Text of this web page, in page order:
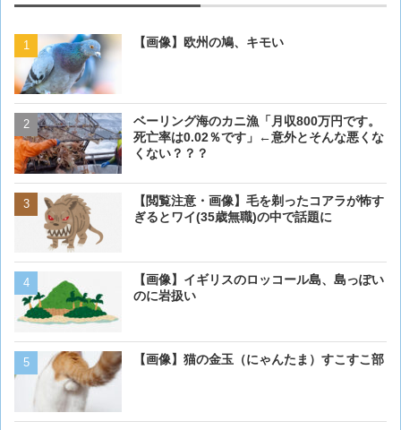
【画像】欧州の鳩、キモい
ベーリング海のカニ漁「月収800万円です。
死亡率は0.02％です」←意外とそんな悪くな
くない？？？
【閲覧注意・画像】毛を剃ったコアラが怖す
ぎるとワイ(35歳無職)の中で話題に
【画像】イギリスのロッコール島、島っぽい
のに岩扱い
【画像】猫の金玉（にゃんたま）すこすこ部
【画像】欧州の鳩、キモい
【閲覧注意・画像】毛を剃
ぎるとワイ(35歳無職)の中
【動画】男性、ロバにちょ
く･･･
ベーリング海のカニ漁「月
【画像】 アメリカのケー